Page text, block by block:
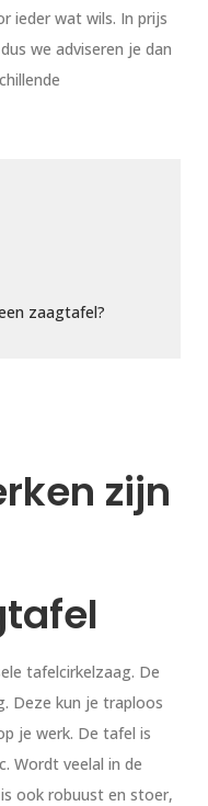
ieder wat wils. In prijs
we adviseren je dan
zaagtafel?
zijn
tafelcirkelzaag. De
Deze kun je traploos
je werk. De tafel is
Wordt veelal in de
ook robuust en stoer,